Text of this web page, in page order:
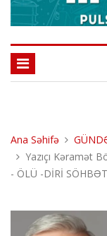
Ana Səhifə
Yazıçı Kəramət
- ÖLÜ -DİRİ